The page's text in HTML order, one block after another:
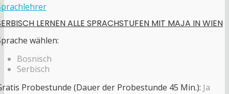
LERNEN ALLE SPRACHSTUFEN MIT MAJA IN WIEN
wählen:
Bosnisch
Serbisch
Probestunde (Dauer der Probestunde 45 Min.): Ja